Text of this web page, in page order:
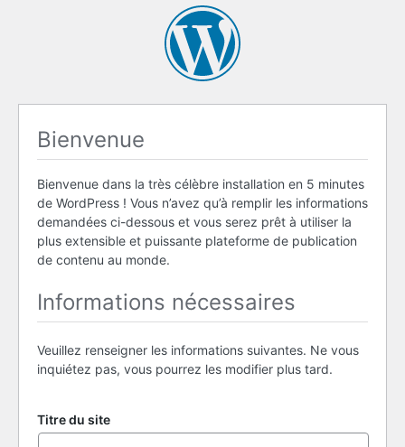
Bienvenue
Bienvenue dans la très célèbre installation en 5 minutes
de WordPress ! Vous n’avez qu’à remplir les informations
demandées ci-dessous et vous serez prêt à utiliser la
plus extensible et puissante plateforme de publication
de contenu au monde.
Informations nécessaires
Veuillez renseigner les informations suivantes. Ne vous
inquiétez pas, vous pourrez les modifier plus tard.
Titre du site